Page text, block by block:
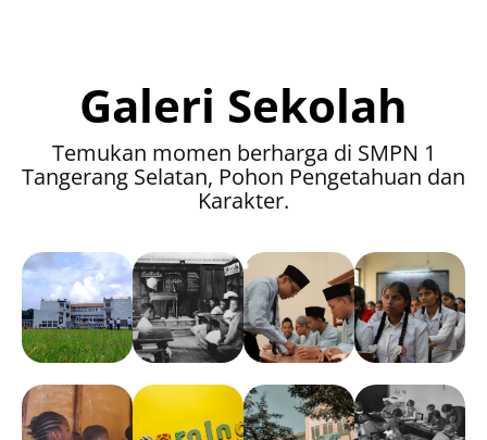
Galeri Sekolah
Temukan momen berharga di SMPN 1
Tangerang Selatan, Pohon Pengetahuan dan
Karakter.